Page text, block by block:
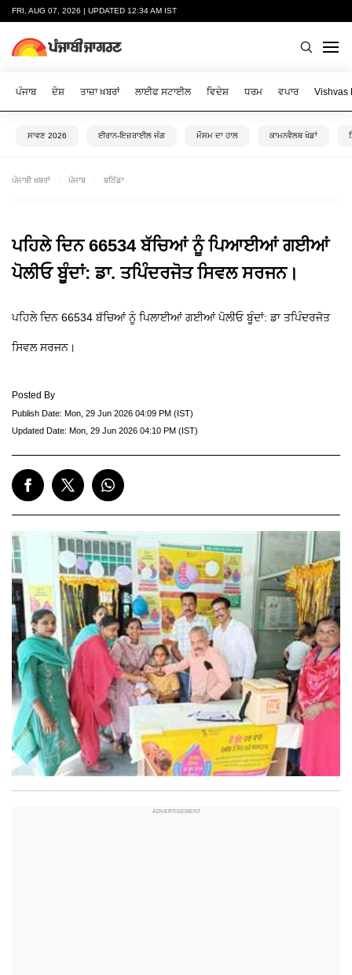
FRI, AUG 07, 2026 | UPDATED 12:34 AM IST
ਪੰਜਾਬ ਦੇਸ਼ ਤਾਜ਼ਾ ਖ਼ਬਰਾਂ ਲਾਈਫ ਸਟਾਈਲ ਵਿਦੇਸ਼ ਧਰਮ ਵਪਾਰ Vishvas
ਸਾਵਣ 2026 ਈਰਾਨ-ਇਜ਼ਰਾਈਲ ਜੰਗ ਮੌਸਮ ਦਾ ਹਾਲ ਕਾਮਨਵੈਲਥ ਖੇਡਾਂ
ਪੰਜਾਬੀ ਖ਼ਬਰਾਂ ਪੰਜਾਬ ਬਠਿੰਡਾ
ਪਹਿਲੇ ਦਿਨ 66534 ਬੱਚਿਆਂ ਨੂੰ ਪਿਆਈਆਂ ਗਈਆਂ
ਪੋਲੀਓ ਬੂੰਦਾਂ: ਡਾ. ਤਪਿੰਦਰਜੋਤ ਸਿਵਲ ਸਰਜਨ।
ਪਹਿਲੇ ਦਿਨ 66534 ਬੱਚਿਆਂ ਨੂੰ ਪਿਲਾਈਆਂ ਗਈਆਂ ਪੋਲੀਓ ਬੂੰਦਾਂ: ਡਾ ਤਪਿੰਦਰਜੋਤ
ਸਿਵਲ ਸਰਜਨ।
Posted By
Publish Date: Mon, 29 Jun 2026 04:09 PM (IST)
Updated Date: Mon, 29 Jun 2026 04:10 PM (IST)